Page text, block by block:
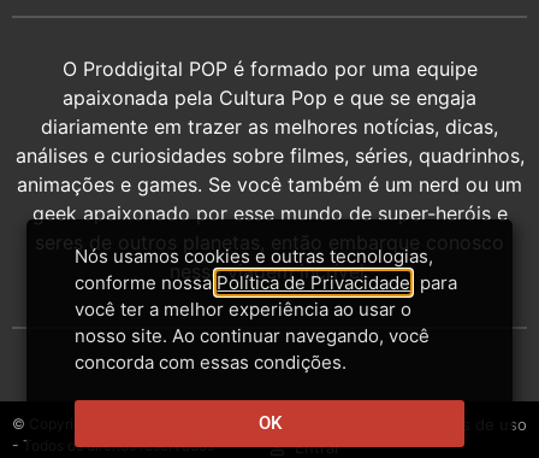
O Proddigital POP é formado por uma equipe
apaixonada pela Cultura Pop e que se engaja
diariamente em trazer as melhores notícias, dicas,
análises e curiosidades sobre filmes, séries, quadrinhos,
animações e games. Se você também é um nerd ou um
geek apaixonado por esse mundo de super-heróis e
seres de outros planetas, então embarque conosco
nessa viagem incrível.
© Copyright 2014-2026 - Proddigital
- Todos os direitos reservados
Contato
Termos de uso
Entrar
Nós usamos cookies e outras tecnologias,
conforme nossa Política de Privacidade , para
você ter a melhor experiência ao usar o
nosso site. Ao continuar navegando, você
concorda com essas condições.
OK